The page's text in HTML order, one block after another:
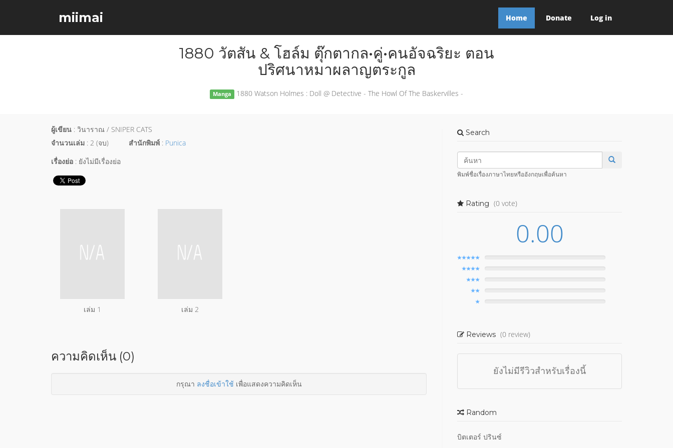
miimai Home Donate Log in
1880 วัตสัน & โฮล์ม ตุ๊กตากล•คู่•คนอัจฉริยะ ตอน
ปริศนาหมาผลาญตระกูล
Manga 1880 Watson Holmes : Doll @ Detective - The Howl Of The Baskervilles -
ผู้เขียน : วินาราณ / SNIPER CATS
จำนวนเล่ม : 2 (จบ) สำนักพิมพ์ : Punica
เรื่องย่อ : ยังไม่มีเรื่องย่อ
เล่ม 1 เล่ม 2
ความคิดเห็น (0)
กรุณา ลงชื่อเข้าใช้เพื่อแสดงความคิดเห็น
Search
พิมพ์ชื่อเรื่องภาษาไทยหรืออังกฤษเพื่อค้นหา
Rating (0 vote)
0.00
Reviews (0 review)
ยังไม่มีรีวิวสำหรับเรื่องนี้
Random
บิตเตอร์ ปรินซ์